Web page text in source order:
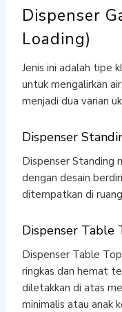
Dispenser
Loading)
Jenis ini adalah tipe
untuk mengalirkan air.
menjadi dua varian
Dispenser
Dispenser Standing
dengan desain
ditempatkan di
Dispenser Table
Dispenser Table
ringkas dan hemat
diletakkan di atas
minimalis atau anak